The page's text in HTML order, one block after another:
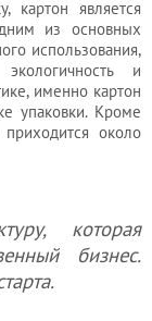
картон является
из основных
использования,
и
именно картон
упаковки. Кроме
около
которая
бизнес.